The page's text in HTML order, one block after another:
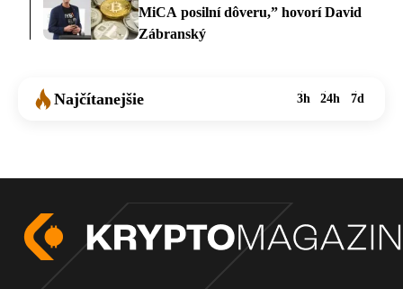
MiCA posilní dôveru,” hovorí David
Zábranský
Najčítanejšie 3h 24h 7d